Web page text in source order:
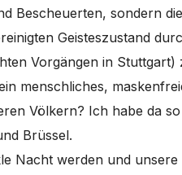
Bescheuerten, sondern
Geisteszustand
Vorgängen in Stuttgart)
menschliches,
Völkern? Ich habe da
Brüssel.
Nacht werden und unsere